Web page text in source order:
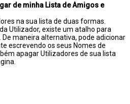
de minha Lista de Amigos e
na sua lista de duas formas.
Utilizador, existe um atalho para
De maneira alternativa, pode adicionar
escrevendo os seus Nomes de
apagar Utilizadores de sua lista